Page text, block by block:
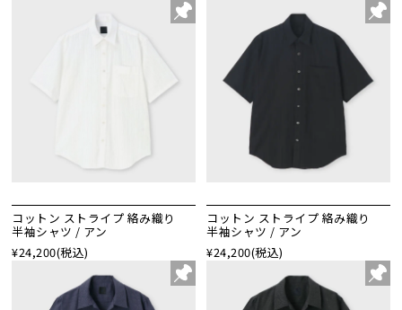
コットン ストライプ 絡み織り
半袖シャツ / アン
¥24,200(税込)
コットン ストライプ 絡み織り
半袖シャツ / アン
¥24,200(税込)